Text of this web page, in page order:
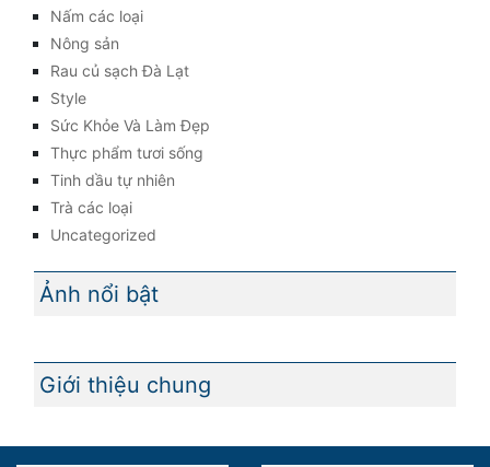
Nấm các loại
Nông sản
Rau củ sạch Đà Lạt
Style
Sức Khỏe Và Làm Đẹp
Thực phẩm tươi sống
Tinh dầu tự nhiên
Trà các loại
Uncategorized
Ảnh nổi bật
Giới thiệu chung